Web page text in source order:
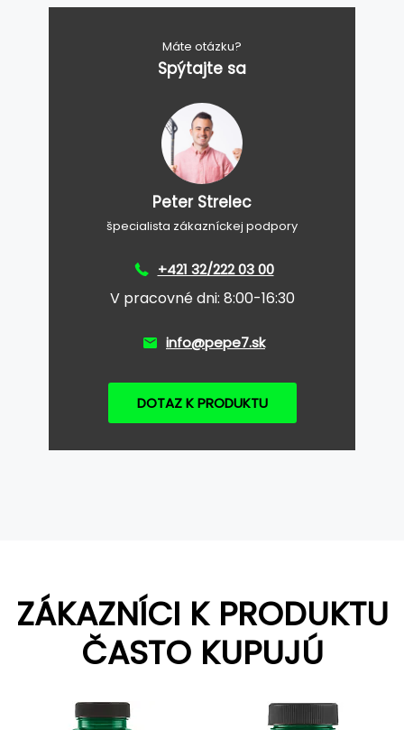
Máte otázku?
Spýtajte sa
Peter Strelec
špecialista zákazníckej podpory
+421 32/222 03 00
V pracovné dni: 8:00-16:30
info@pepe7.sk
DOTAZ K PRODUKTU
ZÁKAZNÍCI K PRODUKTU
ČASTO KUPUJÚ